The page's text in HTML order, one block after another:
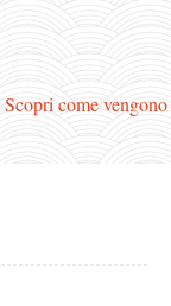
Scopri come vengono